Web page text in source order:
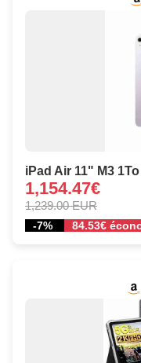
iPad Air 11" M3 1To
1,154.47€
1,239.00 EUR
-7% 84.53€